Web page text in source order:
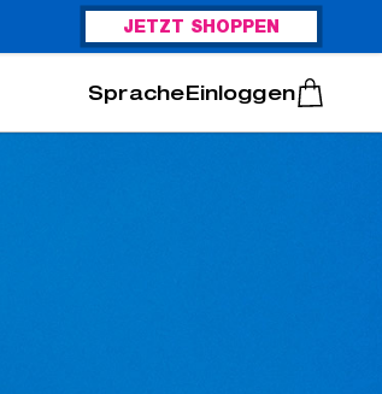
JETZT SHOPPEN
Português
Einloggen